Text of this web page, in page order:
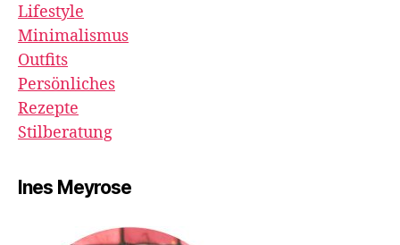
Lifestyle
Minimalismus
Outfits
Persönliches
Rezepte
Stilberatung
Ines Meyrose